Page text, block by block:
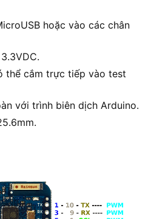
hoặc vào các chân
thể cắm trực tiếp vào test
với trình biên dịch Arduino.